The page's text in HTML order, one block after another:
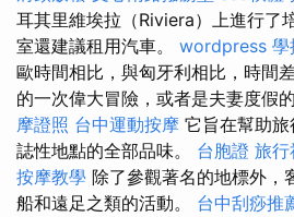
耳其里維埃拉（Riviera）上進行了
室還建議租用汽車。 wordpress 學
歐時間相比，與匈牙利相比，時間
的一次偉大冒險，或者是夫妻度假
摩證照 台中運動按摩 它旨在幫助
誌性地點的全部品味。 台胞證 旅行
按摩教學 除了參觀著名的地標外，
船和遠足之類的活動。 台中刮痧推